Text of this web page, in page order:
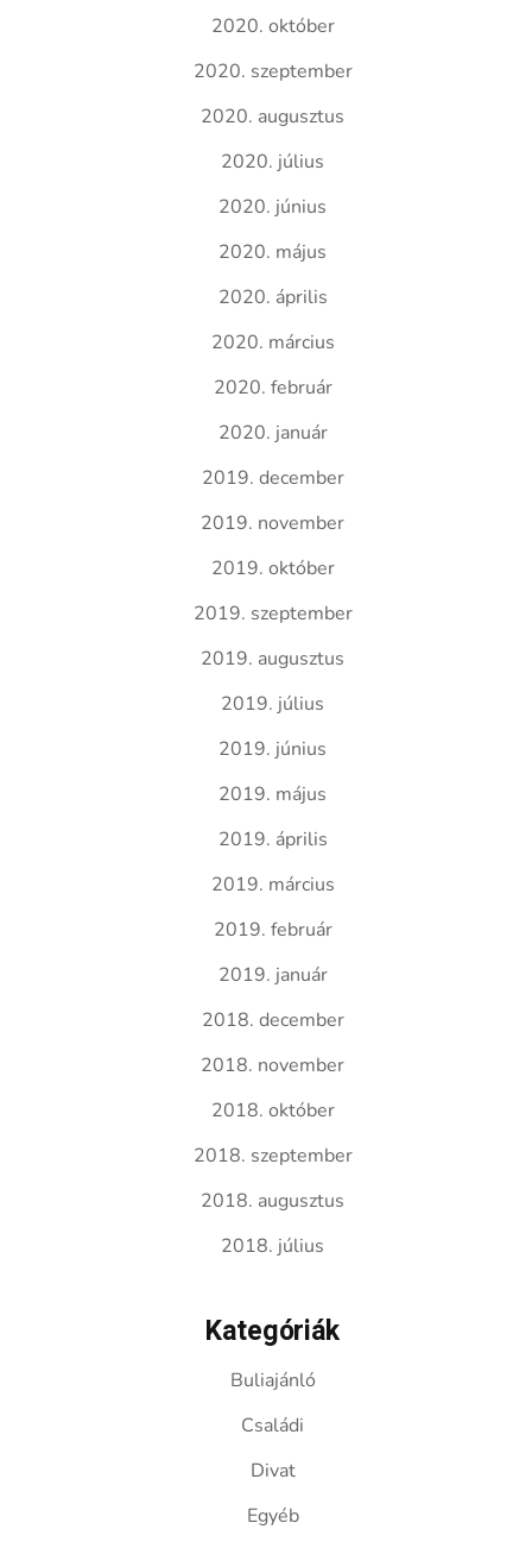
2020. október
2020. szeptember
2020. augusztus
2020. július
2020. június
2020. május
2020. április
2020. március
2020. február
2020. január
2019. december
2019. november
2019. október
2019. szeptember
2019. augusztus
2019. július
2019. június
2019. május
2019. április
2019. március
2019. február
2019. január
2018. december
2018. november
2018. október
2018. szeptember
2018. augusztus
2018. július
Kategóriák
Buliajánló
Családi
Divat
Egyéb